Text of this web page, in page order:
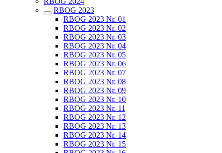
RBOG 2023
RBOG 2023 Nr. 01
RBOG 2023 Nr. 02
RBOG 2023 Nr. 03
RBOG 2023 Nr. 04
RBOG 2023 Nr. 05
RBOG 2023 Nr. 06
RBOG 2023 Nr. 07
RBOG 2023 Nr. 08
RBOG 2023 Nr. 09
RBOG 2023 Nr. 10
RBOG 2023 Nr. 11
RBOG 2023 Nr. 12
RBOG 2023 Nr. 13
RBOG 2023 Nr. 14
RBOG 2023 Nr. 15